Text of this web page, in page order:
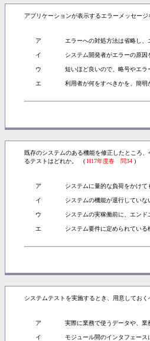
アプリケーションが表示するエラーメッセー
ア エラーへの対処方法は省略し
イ システム開発者がエラーの原
ウ 短いほど良いので、略号やエ
エ 利用者が何をすべきかを、簡明
既存のシステムのある機能を修正したところ
るテストはどれか。 ( H17年度春 問34 )
ア システムに量的な負荷をかけ
イ システムの機能が退行していな
ウ システムの実稼働前に、エン
エ システム要件に定められてい
システムテストを実施するとき、用意してお
ア 実際に業務で使うデータや、
イ モジュール間のインタフェー